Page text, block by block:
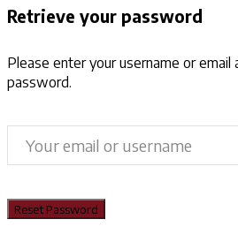
Retrieve your password
Please enter your username or
password.